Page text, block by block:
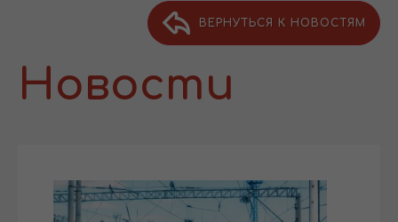
ВЕРНУТЬСЯ К НОВОСТЯМ
Новости